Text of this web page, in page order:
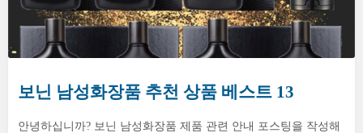
보닌 남성화장품 추천 상품 베스트 13
안녕하십니까? 보닌 남성화장품 제품 관련 안내 포스팅을 작성해